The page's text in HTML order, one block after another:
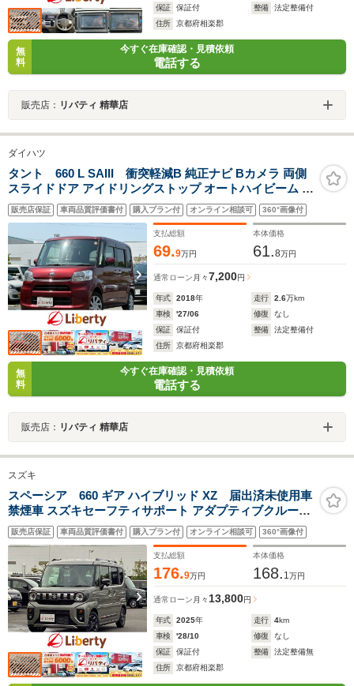
保証 保証付 整備
法定整備付
住所
京都府相楽郡
無
料
今すぐ在庫確認・見積依頼
電話する
販売店： リバティ 精華店
ダイハツ
タント 660 L SAIII 衝突軽減B 純正ナビ Bカメラ 両側
スライドドア アイドリングストップ オートハイビーム ヘ
ッドライトレベライザー ステアリングスイッチ
販売店保証 車両品質評価書付 購入プラン付 オンライン相談可 360°画像付
支払総額
69.9万円
本体価格
61.8万円
通常ローン 月々7,200円
年式 2018年 走行 2.6万km
車検
'27/06 修復
なし
保証
保証付 整備
法定整備付
住所
京都府相楽郡
無
料
今すぐ在庫確認・見積依頼
電話する
販売店： リバティ 精華店
スズキ
スペーシア 660 ギア ハイブリッド XZ 届出済未使用車
禁煙車 スズキセーフティサポート アダプティブクルーズ
コントロール 電子パーキング 両側自動ドア LEDヘッドラ
イト スマートキー プッシュスタート ステアリングヒータ
ー 純正アルミホイール
販売店保証 車両品質評価書付 購入プラン付 オンライン相談可 360°画像付
支払総額
176.9万円
本体価格
168. 1万円
通常ローン 月々 13,800円
年式 2025年 走行 4km
車検
'28/10 修復
なし
保証
保証付 整備
法定整備無
住所
京都府相楽郡